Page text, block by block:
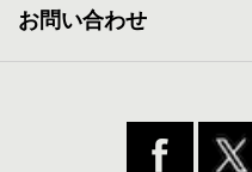
お問い合わせ